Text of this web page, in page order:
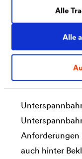
Alle
Alle
Normen und
und
Anforderungen
auch hinter